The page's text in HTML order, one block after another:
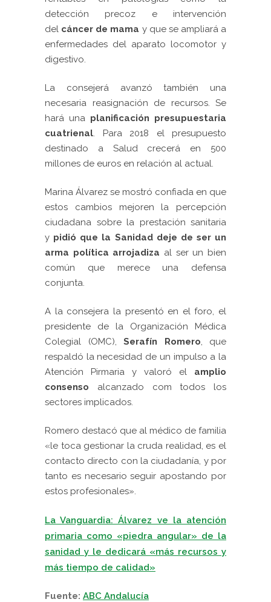
detección precoz e intervención
del cáncer de mama y que se ampliará a
enfermedades del aparato locomotor y
digestivo.
La consejerá avanzó también una
necesaria reasignación de recursos. Se
hará una planificación presupuestaria
cuatrienal. Para 2018 el presupuesto
destinado a Salud crecerá en 500
millones de euros en relación al actual.
Marina Álvarez se mostró confiada en que
estos cambios mejoren la percepción
ciudadana sobre la prestación sanitaria
y pidió que la Sanidad deje de ser un
arma política arrojadiza al ser un bien
común que merece una defensa
conjunta.
A la consejera la presentó en el foro, el
presidente de la Organización Médica
Colegial (OMC), Serafín Romero, que
respaldó la necesidad de un impulso a la
Atención Pirmaria y valoró el amplio
consenso alcanzado com todos los
sectores implicados.
Romero destacó que al médico de familia
«le toca gestionar la cruda realidad, es el
contacto directo con la ciudadanía, y por
tanto es necesario seguir apostando por
estos profesionales».
La Vanguardia: Álvarez ve la atención
primaria como «piedra angular» de la
sanidad y le dedicará «más recursos y
más tiempo de calidad»
Fuente: ABC Andalucía